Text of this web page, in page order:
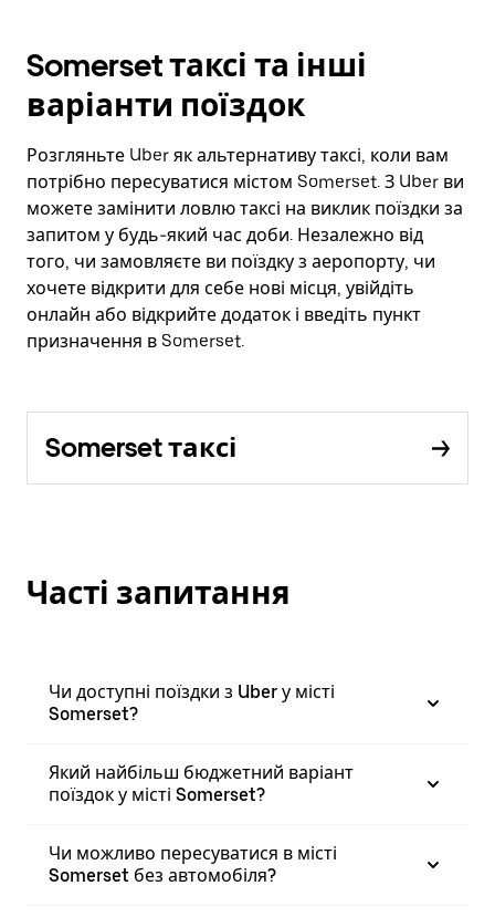
Somerset таксі та інші
варіанти поїздок
Розгляньте Uber як альтернативу таксі, коли вам
потрібно пересуватися містом Somerset. З Uber ви
можете замінити ловлю таксі на виклик поїздки за
запитом у будь-який час доби. Незалежно від
того, чи замовляєте ви поїздку з аеропорту, чи
хочете відкрити для себе нові місця, увійдіть
онлайн або відкрийте додаток і введіть пункт
призначення в Somerset.
Somerset таксі
Часті запитання
Чи доступні поїздки з Uber у місті
Somerset?
Який найбільш бюджетний варіант
поїздок у місті Somerset?
Чи можливо пересуватися в місті
Somerset без автомобіля?